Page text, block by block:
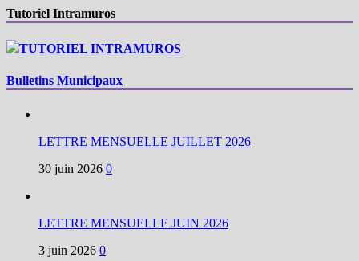
Tutoriel Intramuros
TUTORIEL INTRAMUROS
Bulletins Municipaux
LETTRE MENSUELLE JUILLET 2026
30 juin 2026 0
LETTRE MENSUELLE JUIN 2026
3 juin 2026 0